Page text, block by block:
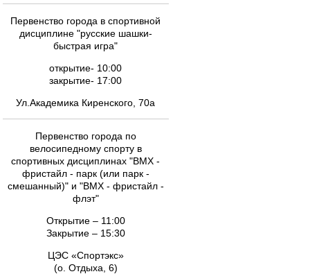
Первенство города в спортивной
дисциплине "русские шашки-
быстрая игра"
открытие- 10:00
закрытие- 17:00
Ул.Академика Киренского, 70а
Первенство города по
велосипедному спорту в
спортивных дисциплинах "ВМХ -
фристайл - парк (или парк -
смешанный)" и "ВМХ - фристайл -
флэт"
Открытие – 11:00
Закрытие – 15:30
ЦЭС «Спортэкс»
(о. Отдыха, 6)